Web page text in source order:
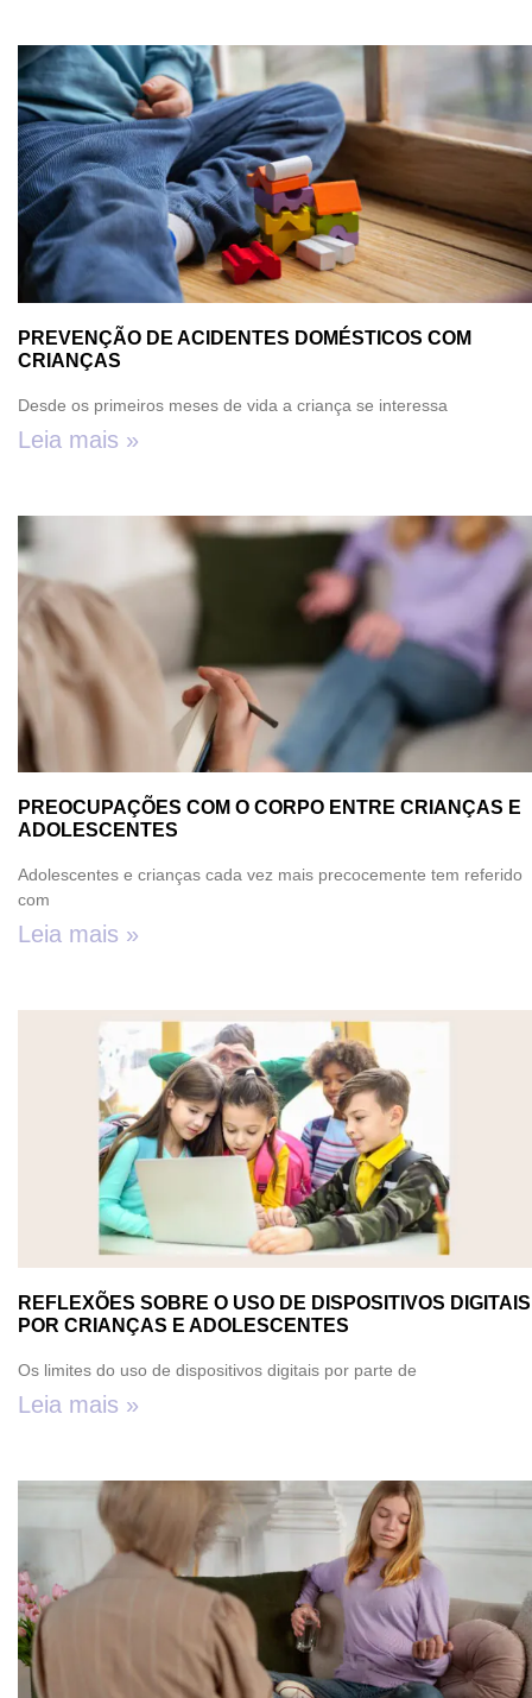
PREVENÇÃO DE ACIDENTES DOMÉSTICOS COM
CRIANÇAS
Desde os primeiros meses de vida a criança se interessa
Leia mais »
PREOCUPAÇÕES COM O CORPO ENTRE CRIANÇAS E
ADOLESCENTES
Adolescentes e crianças cada vez mais precocemente tem referido
com
Leia mais »
REFLEXÕES SOBRE O USO DE DISPOSITIVOS DIGITAIS
POR CRIANÇAS E ADOLESCENTES
Os limites do uso de dispositivos digitais por parte de
Leia mais »